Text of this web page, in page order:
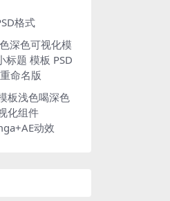
格式
深色可视化模
标题 模板 PSD
命名版
板浅色喝深色
化组件
动效